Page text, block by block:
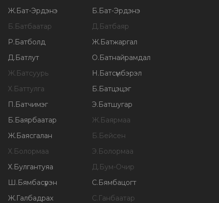
Ж.Бат-Эрдэнэ Б.Бат-Эрдэнэ
Б.Батбаатар Д.Батбаяр
Р.Батболд Ж.Батжаргал
Д.Батлут О.Батнайрамдал
Ж.Батсуурь Н.Батсүмбэрэл
Х.Баттулга Б.Батцэцэг
П.Батчимэг Э.Батшугар
Б.Баярбаатар Ж.Баярмаа
Ж.Баясгалан Б.Бейсен
Х.Болормаа Э.Болормаа
Х.Булгантуяа Д.Бум-Очир
Ш.Бямбасүрэн С.Бямбацогт
Ж.Галбадрах С.Ганбаатар